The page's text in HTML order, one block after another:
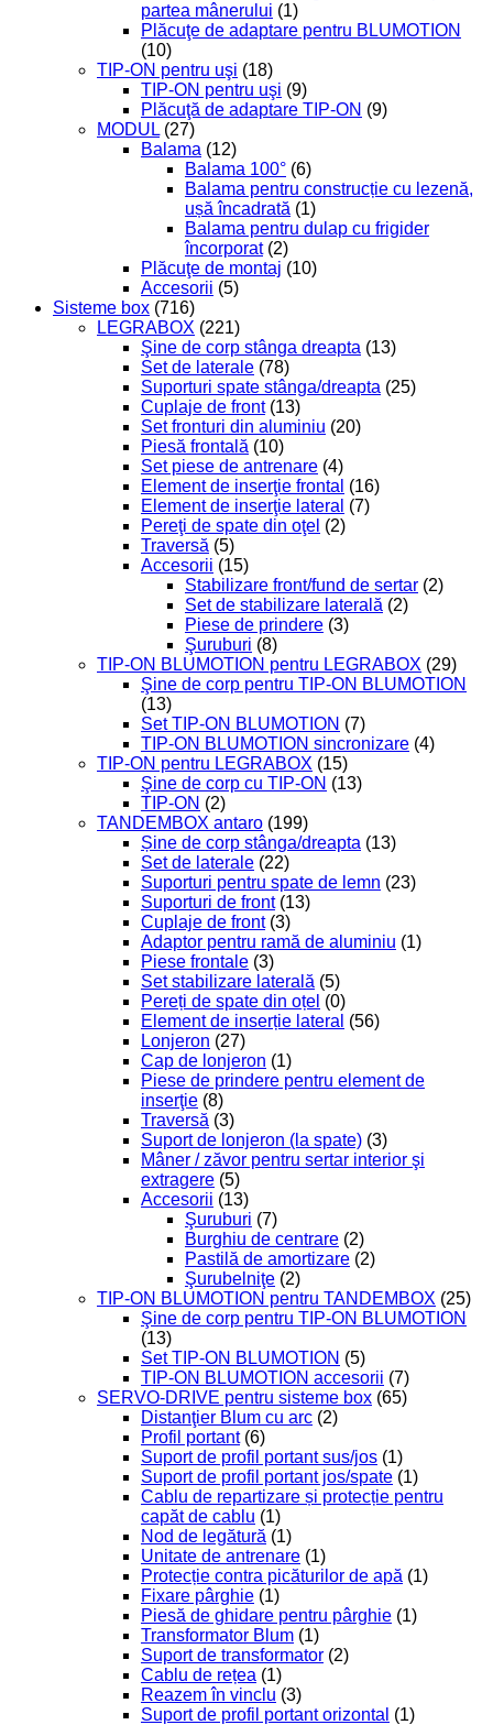
partea mânerului (1)
Plăcuţe de adaptare pentru BLUMOTION
(10)
TIP-ON pentru uşi (18)
TIP-ON pentru uşi (9)
Plăcuţă de adaptare TIP-ON (9)
MODUL (27)
Balama (12)
Balama 100° (6)
Balama pentru construcție cu lezenă,
ușă încadrată (1)
Balama pentru dulap cu frigider
încorporat (2)
Plăcuţe de montaj (10)
Accesorii (5)
Sisteme box (716)
LEGRABOX (221)
Şine de corp stânga dreapta (13)
Set de laterale (78)
Suporturi spate stânga/dreapta (25)
Cuplaje de front (13)
Set fronturi din aluminiu (20)
Piesă frontală (10)
Set piese de antrenare (4)
Element de inserţie frontal (16)
Element de inserţie lateral (7)
Pereţi de spate din oţel (2)
Traversă (5)
Accesorii (15)
Stabilizare front/fund de sertar (2)
Set de stabilizare laterală (2)
Piese de prindere (3)
Şuruburi (8)
TIP-ON BLUMOTION pentru LEGRABOX (29)
Şine de corp pentru TIP-ON BLUMOTION
(13)
Set TIP-ON BLUMOTION (7)
TIP-ON BLUMOTION sincronizare (4)
TIP-ON pentru LEGRABOX (15)
Şine de corp cu TIP-ON (13)
TIP-ON (2)
TANDEMBOX antaro (199)
Șine de corp stânga/dreapta (13)
Set de laterale (22)
Suporturi pentru spate de lemn (23)
Suporturi de front (13)
Cuplaje de front (3)
Adaptor pentru ramă de aluminiu (1)
Piese frontale (3)
Set stabilizare laterală (5)
Pereți de spate din oțel (0)
Element de inserție lateral (56)
Lonjeron (27)
Cap de lonjeron (1)
Piese de prindere pentru element de
inserţie (8)
Traversă (3)
Suport de lonjeron (la spate) (3)
Mâner / zăvor pentru sertar interior şi
extragere (5)
Accesorii (13)
Şuruburi (7)
Burghiu de centrare (2)
Pastilă de amortizare (2)
Şurubelniţe (2)
TIP-ON BLUMOTION pentru TANDEMBOX (25)
Şine de corp pentru TIP-ON BLUMOTION
(13)
Set TIP-ON BLUMOTION (5)
TIP-ON BLUMOTION accesorii (7)
SERVO-DRIVE pentru sisteme box (65)
Distanţier Blum cu arc (2)
Profil portant (6)
Suport de profil portant sus/jos (1)
Suport de profil portant jos/spate (1)
Cablu de repartizare și protecție pentru
capăt de cablu (1)
Nod de legătură (1)
Unitate de antrenare (1)
Protecție contra picăturilor de apă (1)
Fixare pârghie (1)
Piesă de ghidare pentru pârghie (1)
Transformator Blum (1)
Suport de transformator (2)
Cablu de rețea (1)
Reazem în vinclu (3)
Suport de profil portant orizontal (1)